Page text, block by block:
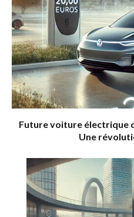
Future voiture électrique
Une